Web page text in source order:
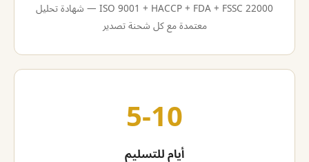
ISO 9001 + HACCP + FDA + FSSC 22000 — شهادة تحليل
معتمدة مع كل شحنة تصدير
5-10
أيام للتسليم